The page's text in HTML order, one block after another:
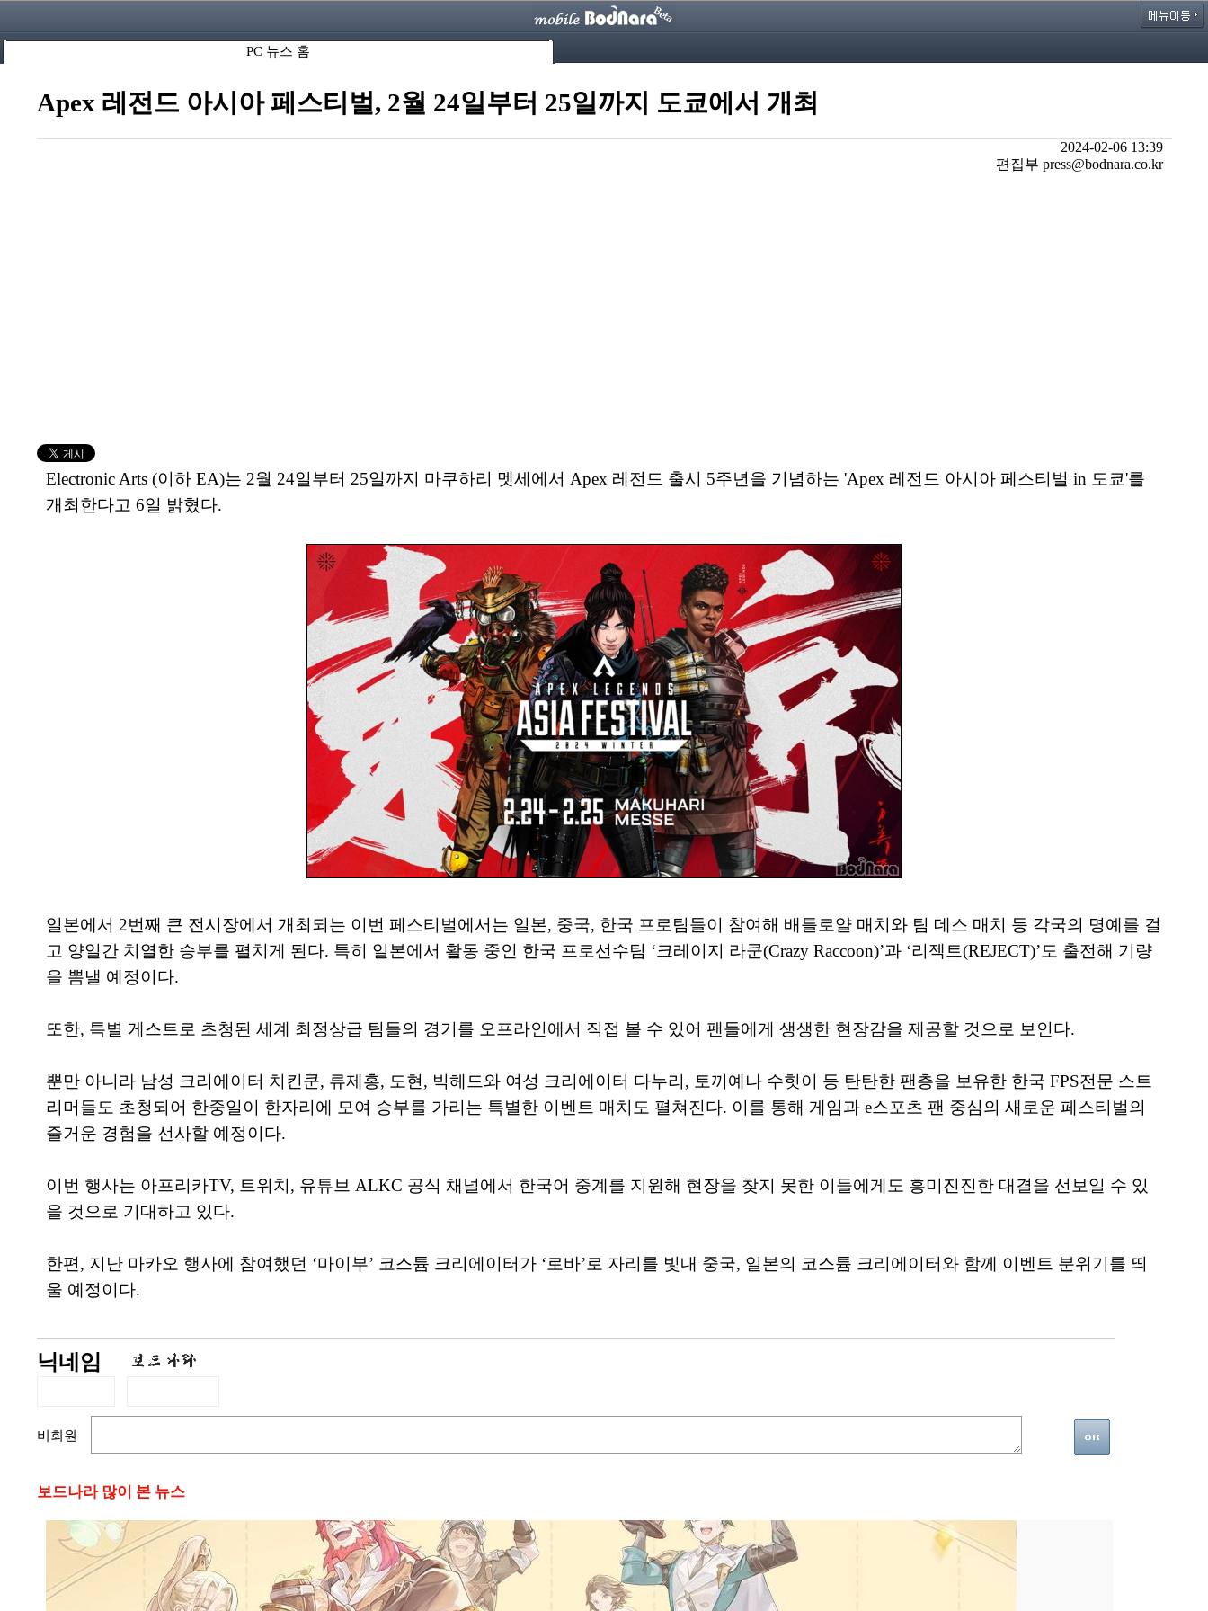
PC 뉴스 홈
Apex 레전드 아시아 페스티벌, 2월 24일부터 25일까지 도쿄에서 개최
2024-02-06 13:39
편집부 press@bodnara.co.kr
Electronic Arts (이하 EA)는 2월 24일부터 25일까지 마쿠하리 멧세에서 Apex 레전드 출시 5주년을 기념하는 'Apex 레전드 아시아 페스티벌 in 도쿄'를
개최한다고 6일 밝혔다.
일본에서 2번째 큰 전시장에서 개최되는 이번 페스티벌에서는 일본, 중국, 한국 프로팀들이 참여해 배틀로얄 매치와 팀 데스 매치 등 각국의 명예를 걸
고 양일간 치열한 승부를 펼치게 된다. 특히 일본에서 활동 중인 한국 프로선수팀 ‘크레이지 라쿤(Crazy Raccoon)’과 ‘리젝트(REJECT)’도 출전해 기량
을 뽐낼 예정이다.
또한, 특별 게스트로 초청된 세계 최정상급 팀들의 경기를 오프라인에서 직접 볼 수 있어 팬들에게 생생한 현장감을 제공할 것으로 보인다.
뿐만 아니라 남성 크리에이터 치킨쿤, 류제홍, 도현, 빅헤드와 여성 크리에이터 다누리, 토끼예나 수힛이 등 탄탄한 팬층을 보유한 한국 FPS전문 스트
리머들도 초청되어 한중일이 한자리에 모여 승부를 가리는 특별한 이벤트 매치도 펼쳐진다. 이를 통해 게임과 e스포츠 팬 중심의 새로운 페스티벌의
즐거운 경험을 선사할 예정이다.
이번 행사는 아프리카TV, 트위치, 유튜브 ALKC 공식 채널에서 한국어 중계를 지원해 현장을 찾지 못한 이들에게도 흥미진진한 대결을 선보일 수 있
을 것으로 기대하고 있다.
한편, 지난 마카오 행사에 참여했던 ‘마이부’ 코스튬 크리에이터가 ‘로바’로 자리를 빛내 중국, 일본의 코스튬 크리에이터와 함께 이벤트 분위기를 띄
울 예정이다.
닉네임
비회원
보드나라 많이 본 뉴스